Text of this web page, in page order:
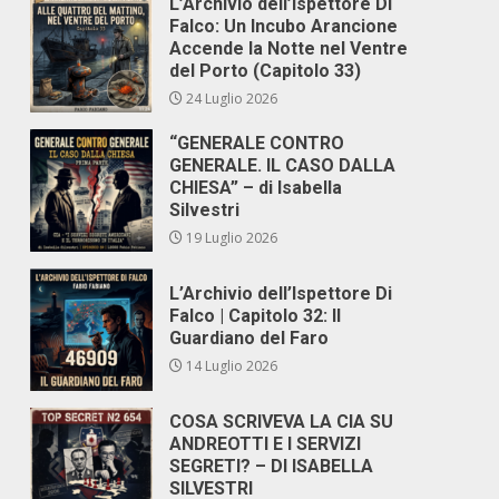
Falco: Un Incubo Arancione
Accende la Notte nel Ventre
del Porto (Capitolo 33)
24 Luglio 2026
“GENERALE CONTRO
GENERALE. IL CASO DALLA
CHIESA” – di Isabella
Silvestri
19 Luglio 2026
L’Archivio dell’Ispettore Di
Falco | Capitolo 32: Il
Guardiano del Faro
14 Luglio 2026
COSA SCRIVEVA LA CIA SU
ANDREOTTI E I SERVIZI
SEGRETI? – DI ISABELLA
SILVESTRI